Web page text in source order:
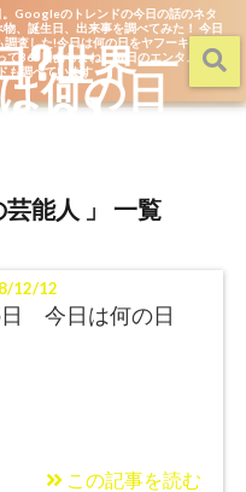
Googleのトレンドの今日の話のネタ
、誕生日、出来事を調べてみた！ 今日
査した!今日は何の日をヤフーキッズや
365日あるよね。毎日のエンタメを
調べています
?世界一
何の日
？】
芸能人 」 一覧
12/12
今日は何の日
この記事を読む